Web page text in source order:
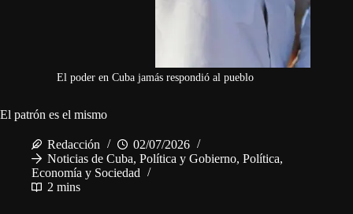
El poder en Cuba jamás respondió al pueblo
El patrón es el mismo
Redacción
02/07/2026
Noticias de Cuba, Política y Gobierno, Política,
Economía y Sociedad
2 mins